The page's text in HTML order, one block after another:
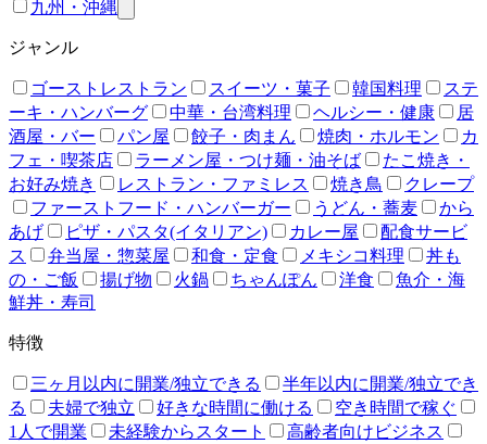
九州・沖縄
ジャンル
ゴーストレストラン スイーツ・菓子 韓国料理
ステ
ーキ・ハンバーグ
中華・台湾料理 ヘルシー・健康
居
酒屋・バー
パン屋 餃子・肉まん 焼肉・ホルモン
カ
フェ・喫茶店
ラーメン屋・つけ麺・油そば
たこ焼き・
お好み焼き
レストラン・ファミレス 焼き鳥
クレープ
ファーストフード・ハンバーガー
うどん・蕎麦
から
あげ
ピザ・パスタ(イタリアン) カレー屋
配食サービ
ス
弁当屋・惣菜屋 和食・定食 メキシコ料理
丼も
の・ご飯
揚げ物 火鍋 ちゃんぽん 洋食
魚介・海
鮮丼・寿司
特徴
三ヶ月以内に開業/独立できる
半年以内に開業/独立でき
る
夫婦で独立 好きな時間に働ける
空き時間で稼ぐ
1人で開業
未経験からスタート
高齢者向けビジネス